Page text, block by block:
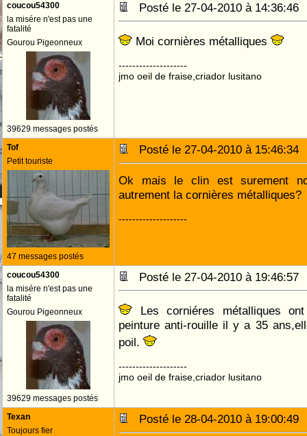
coucou54300
la misére n'est pas une
fatalité
Gourou Pigeonneux
39629 messages postés
Posté le 27-04-2010 à
Moi cornières métalliques
--------------------
jmo oeil de fraise,criador lusitano
Tof
Petit touriste
47 messages postés
Posté le 27-04-2010 à
Ok mais le clin est surement
autrement la cornières métalliques?
--------------------
coucou54300
la misére n'est pas une
fatalité
Gourou Pigeonneux
39629 messages postés
Posté le 27-04-2010 à
Les corniéres métalliques
peinture anti-rouille il y a 35
poil.
--------------------
jmo oeil de fraise,criador lusitano
Texan
Toujours fier
Posté le 28-04-2010 à